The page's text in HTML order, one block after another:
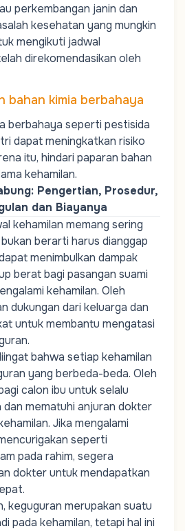
perkembangan janin dan
kesehatan yang mungkin
mengikuti jadwal
direkomendasikan oleh
bahan kimia berbahaya
berbahaya seperti pestisida
dapat meningkatkan risiko
itu, hindari paparan bahan
kehamilan.
Pengertian, Prosedur,
dan Biayanya
kehamilan memang sering
berarti harus dianggap
menimbulkan dampak
berat bagi pasangan suami
kehamilan. Oleh
dukungan dari keluarga dan
untuk membantu mengatasi
bahwa setiap kehamilan
yang berbeda-beda. Oleh
calon ibu untuk selalu
mematuhi anjuran dokter
Jika mengalami
seperti
pada rahim, segera
dokter untuk mendapatkan
keguguran merupakan suatu
pada kehamilan, tetapi hal ini